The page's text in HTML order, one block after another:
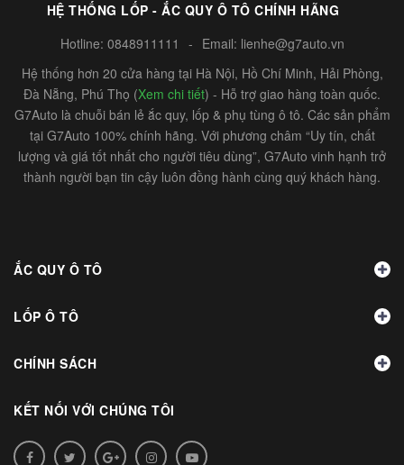
HỆ THỐNG LỐP - ẮC QUY Ô TÔ CHÍNH HÃNG
Hotline: 0848911111 - Email: lienhe@g7auto.vn
Hệ thống hơn 20 cửa hàng tại Hà Nội, Hồ Chí Minh, Hải Phòng,
Đà Nẵng, Phú Thọ (Xem chi tiết) - Hỗ trợ giao hàng toàn quốc.
G7Auto là chuỗi bán lẻ ắc quy, lốp & phụ tùng ô tô. Các sản phẩm
tại G7Auto 100% chính hãng. Với phương châm “Uy tín, chất
lượng và giá tốt nhất cho người tiêu dùng”, G7Auto vinh hạnh trở
thành người bạn tin cậy luôn đồng hành cùng quý khách hàng.
ẮC QUY Ô TÔ
LỐP Ô TÔ
CHÍNH SÁCH
KẾT NỐI VỚI CHÚNG TÔI